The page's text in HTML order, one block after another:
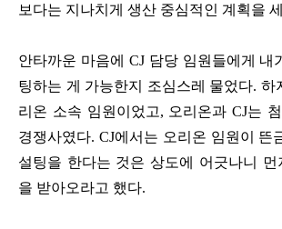
보다는 지나치게 생산 중심적인 계획을
안타까운 마음에 CJ 담당 임원들에게 내
팅하는 게 가능한지 조심스레 물었다. 하
리온 소속 임원이었고, 오리온과 CJ는
경쟁사였다. CJ에서는 오리온 임원이 뜬
설팅을 한다는 것은 상도에 어긋나니
을 받아오라고 했다.